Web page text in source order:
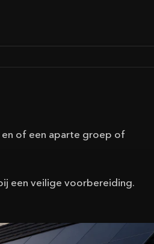
of een aparte groep of
een veilige voorbereiding.